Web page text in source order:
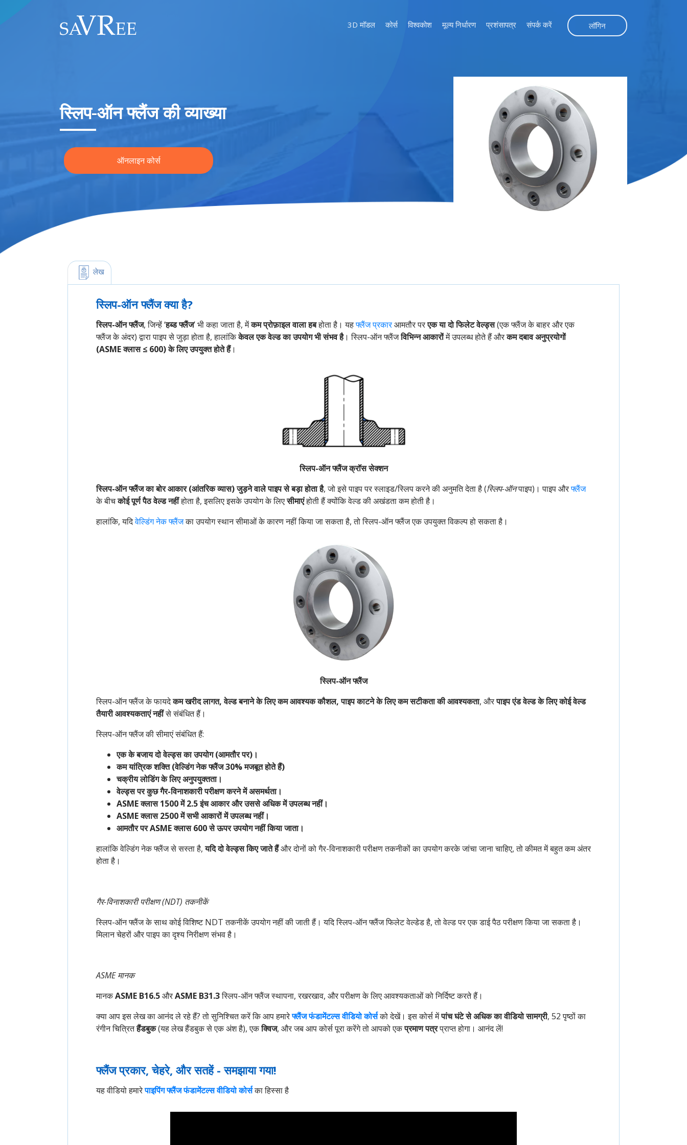
3D मॉडल कोर्स विश्वकोश मूल्य निर्धारण प्रशंसापत्र संपर्क करें लॉगिन
स्लिप-ऑन फ्लैंज की व्याख्या
ऑनलाइन कोर्स
लेख
स्लिप-ऑन फ्लैंज क्या है?
स्लिप-ऑन फ्लैंज, जिन्हें ‘हब्ड फ्लैंज’ भी कहा जाता है, मेंकम प्रोफ़ाइल वाला हबहोता है। यहफ्लैंज प्रकारआमतौर परएक या दो फिलेट वेल्ड्स(एक फ्लैंज के बाहर और एक
फ्लैंज के अंदर) द्वारा पाइप से जुड़ा होता है, हालांकिकेवल एक वेल्ड का उपयोग भी संभव है। स्लिप-ऑन फ्लैंजविभिन्न आकारोंमें उपलब्ध होते हैं औरकम दबाव अनुप्रयोगों
(ASME क्लास ≤ 600) के लिए उपयुक्त होते हैं।
स्लिप-ऑन फ्लैंज क्रॉस सेक्शन
स्लिप-ऑन फ्लैंज का बोर आकार (आंतरिक व्यास) जुड़ने वाले पाइप से बड़ा होता है, जो इसे पाइप पर स्लाइड/स्लिप करने की अनुमति देता है (स्लिप-ऑनपाइप)। पाइप औरफ्लैंज
के बीचकोई पूर्ण पैठ वेल्ड नहींहोता है, इसलिए इसके उपयोग के लिएसीमाएंहोती हैं क्योंकि वेल्ड की अखंडता कम होती है।
हालांकि, यदिवेल्डिंग नेक फ्लैंजका उपयोग स्थान सीमाओं के कारण नहीं किया जा सकता है, तो स्लिप-ऑन फ्लैंज एक उपयुक्त विकल्प हो सकता है।
स्लिप-ऑन फ्लैंज
स्लिप-ऑन फ्लैंज के फायदेकम खरीद लागत, वेल्ड बनाने के लिए कम आवश्यक कौशल, पाइप काटने के लिए कम सटीकता की आवश्यकता, औरपाइप एंड वेल्ड के लिए कोई वेल्ड
तैयारी आवश्यकताएं नहींसे संबंधित हैं।
स्लिप-ऑन फ्लैंज की सीमाएं संबंधित हैं:
एक के बजाय दो वेल्ड्स का उपयोग (आमतौर पर)।
कम यांत्रिक शक्ति (वेल्डिंग नेक फ्लैंज 30% मजबूत होते हैं)
चक्रीय लोडिंग के लिए अनुपयुक्तता।
वेल्ड्स पर कुछ गैर-विनाशकारी परीक्षण करने में असमर्थता।
ASME क्लास 1500 में 2.5 इंच आकार और उससे अधिक में उपलब्ध नहीं।
ASME क्लास 2500 में सभी आकारों में उपलब्ध नहीं।
आमतौर पर ASME क्लास 600 से ऊपर उपयोग नहीं किया जाता।
हालांकि वेल्डिंग नेक फ्लैंज से सस्ता है,यदि दो वेल्ड्स किए जाते हैंऔर दोनों को गैर-विनाशकारी परीक्षण तकनीकों का उपयोग करके जांचा जाना चाहिए, तो कीमत में बहुत कम अंतर
होता है।
गैर-विनाशकारी परीक्षण (NDT) तकनीकें
स्लिप-ऑन फ्लैंज के साथ कोई विशिष्ट NDT तकनीकें उपयोग नहीं की जाती हैं। यदि स्लिप-ऑन फ्लैंज फिलेट वेल्डेड है, तो वेल्ड पर एक डाई पैठ परीक्षण किया जा सकता है।
मिलान चेहरों और पाइप का दृश्य निरीक्षण संभव है।
ASME मानक
मानकASME B16.5औरASME B31.3स्लिप-ऑन फ्लैंज स्थापना, रखरखाव, और परीक्षण के लिए आवश्यकताओं को निर्दिष्ट करते हैं।
क्या आप इस लेख का आनंद ले रहे हैं? तो सुनिश्चित करें कि आप हमारेफ्लैंज फंडामेंटल्स वीडियो कोर्सको देखें। इस कोर्स मेंपांच घंटे से अधिक का वीडियो सामग्री, 52 पृष्ठों का
रंगीन चित्रितहैंडबुक(यह लेख हैंडबुक से एक अंश है), एकक्विज, और जब आप कोर्स पूरा करेंगे तो आपको एकप्रमाण पत्रप्राप्त होगा। आनंद लें!
फ्लैंज प्रकार, चेहरे, और सतहें - समझाया गया!
यह वीडियो हमारेपाइपिंग फ्लैंज फंडामेंटल्स वीडियो कोर्सका हिस्सा है